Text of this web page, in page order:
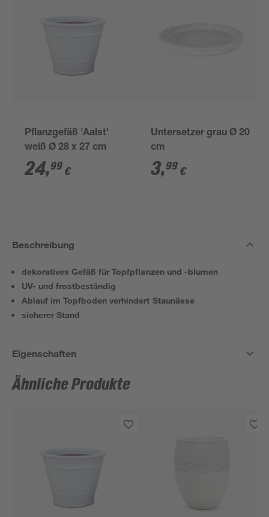
Pflanzgefäß 'Aalst'
weiß Ø 28 x 27 cm
24,99 €
Untersetzer grau Ø 20
cm
3,99 €
Beschreibung
dekoratives Gefäß für Topfpflanzen und -blumen
UV- und frostbeständig
Ablauf im Topfboden verhindert Staunässe
sicherer Stand
Eigenschaften
Ähnliche Produkte